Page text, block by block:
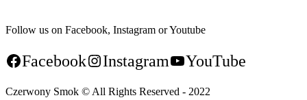
Follow us on Facebook, Instagram or Youtube
Facebook Instagram YouTube
Czerwony Smok © All Rights Reserved - 2022